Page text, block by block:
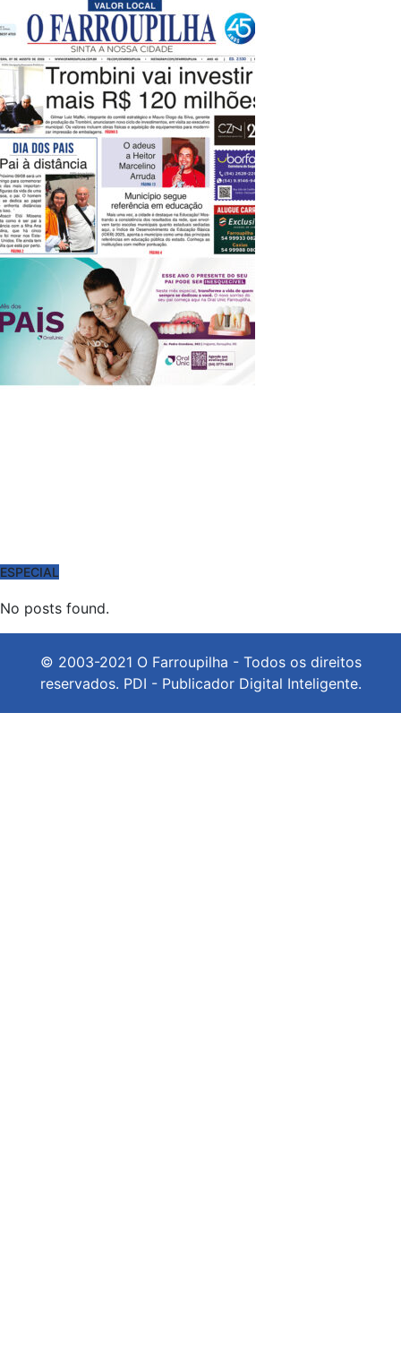
ESPECIAL
No posts found.
© 2003-2021 O Farroupilha - Todos os direitos
reservados. PDI - Publicador Digital Inteligente.